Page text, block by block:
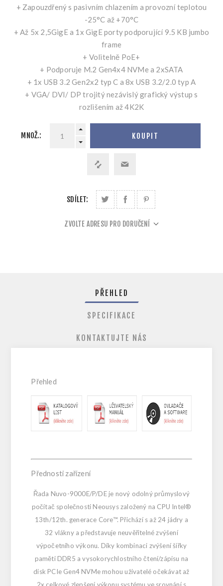
+ Zapouzdřený s pasivním chlazením a provozní teplotou
-25°C až +70°C
+ Až 5x 2,5GigE a 1x GigE porty podporující 9.5 KB jumbo
frame
+ Volitelně PoE+
+ Podporuje M.2 Gen4x4 NVMe a 2xSATA
+ 1x USB 3.2 Gen2x2 typ C a 8x USB 3.2/2.0 typ A
+ VGA/ DVI/ DP trojitý nezávislý grafický výstup s
rozlišením až 4K2K
MNOŽ.: KOUPIT
SDÍLET:
ZVOLTE ADRESU PRO DORUČENÍ
PŘEHLED
SPECIFIKACE
KONTAKTUJTE NÁS
Přehled
Přednosti zařízení
Řada Nuvo-9000E/P/DE je nový odolný průmyslový
počítač společnosti Neousys založený na CPU Intel®
13th/12th. generace Core™. Přichází s až 24 jádry a
32 vlákny a představuje neuvěřitelné zvýšení
výpočetního výkonu. Díky kombinaci zvýšení šířky
paměti DDR5 a vysokorychlostního čtení/zápisu na
disk PCIe Gen4 NVMe mohou uživatelé očekávat až